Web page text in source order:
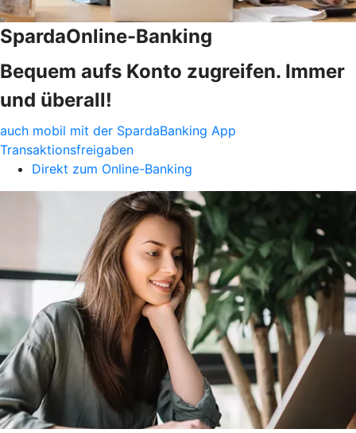
SpardaOnline-Banking
Bequem aufs Konto zugreifen. Immer
und überall!
auch mobil mit der SpardaBanking App
Transaktionsfreigaben
Direkt zum Online-Banking